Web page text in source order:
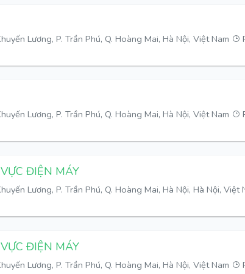
Lương, P. Trần Phú, Q. Hoàng Mai, Hà Nội, Việt Nam
Lương, P. Trần Phú, Q. Hoàng Mai, Hà Nội, Việt Nam
ĐIỆN MÁY
Lương, P. Trần Phú, Q. Hoàng Mai, Hà Nội, Hà Nội, Việt
ĐIỆN MÁY
Lương, P. Trần Phú, Q. Hoàng Mai, Hà Nội, Việt Nam